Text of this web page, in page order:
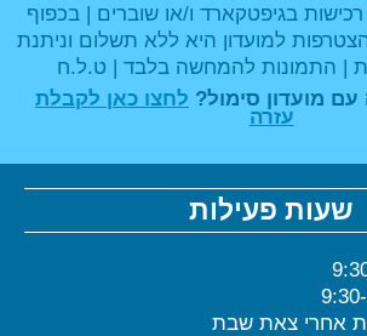
בגיפטקארד ו/או שוברים | בכפוף
למועדון היא ללא תשלום וניתנת
| התמונות להמחשה בלבד | ט.ל.ח
מועדון סימול?לחצו כאן לקבלת
עזרה
שעות פעילות
אחרי צאת שבת